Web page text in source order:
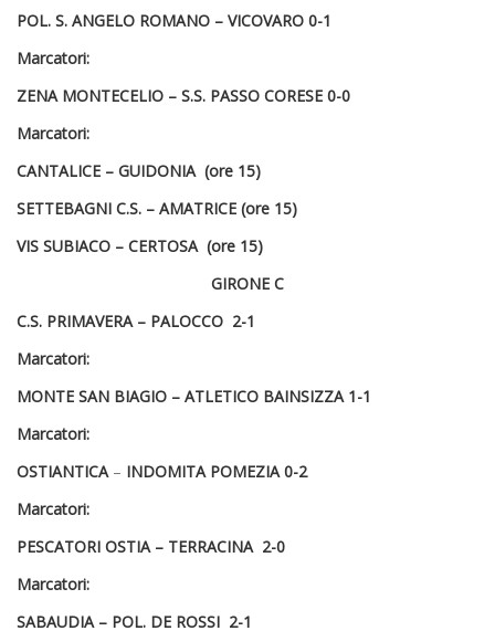
POL. S. ANGELO ROMANO – VICOVARO 0-1
Marcatori:
ZENA MONTECELIO – S.S. PASSO CORESE 0-0
Marcatori:
CANTALICE – GUIDONIA (ore 15)
SETTEBAGNI C.S. – AMATRICE (ore 15)
VIS SUBIACO – CERTOSA (ore 15)
GIRONE C
C.S. PRIMAVERA – PALOCCO 2-1
Marcatori:
MONTE SAN BIAGIO – ATLETICO BAINSIZZA 1-1
Marcatori:
OSTIANTICA– INDOMITA POMEZIA 0-2
Marcatori:
PESCATORI OSTIA – TERRACINA 2-0
Marcatori:
SABAUDIA – POL. DE ROSSI 2-1